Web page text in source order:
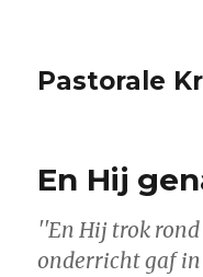
Pastorale
En Hij
''En Hij trok
onderricht gaf